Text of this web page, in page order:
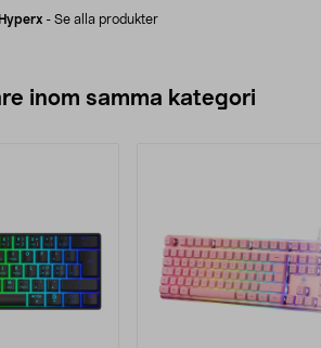
Hyperx - Se alla produkter
inom samma kategori